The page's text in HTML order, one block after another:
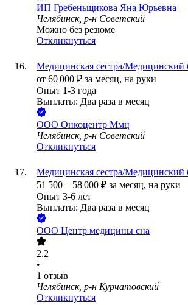
ИП Гребеньщикова Яна Юрьевна
Челябинск, р-н Советский
Можно без резюме
Откликнуться
Медицинская сестра/Медицинский
от 60 000 ₽ за месяц, на руки
Опыт 1-3 года
Выплаты: Два раза в месяц
ООО Онкоцентр Ммц
Челябинск, р-н Советский
Откликнуться
Медицинская сестра/Медицинский
51 500 – 58 000 ₽ за месяц, на руки
Опыт 3-6 лет
Выплаты: Два раза в месяц
ООО Центр медицины сна
2.2
•
1 отзыв
Челябинск, р-н Курчатовский
Откликнуться